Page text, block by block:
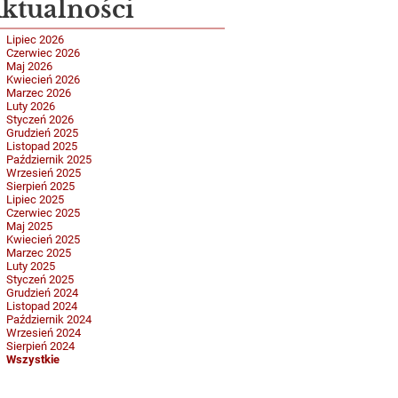
Lipiec 2026
Czerwiec 2026
Maj 2026
Kwiecień 2026
Marzec 2026
Luty 2026
Styczeń 2026
Grudzień 2025
Listopad 2025
Październik 2025
Wrzesień 2025
Sierpień 2025
Lipiec 2025
Czerwiec 2025
Maj 2025
Kwiecień 2025
Marzec 2025
Luty 2025
Styczeń 2025
Grudzień 2024
Listopad 2024
Październik 2024
Wrzesień 2024
Sierpień 2024
Wszystkie